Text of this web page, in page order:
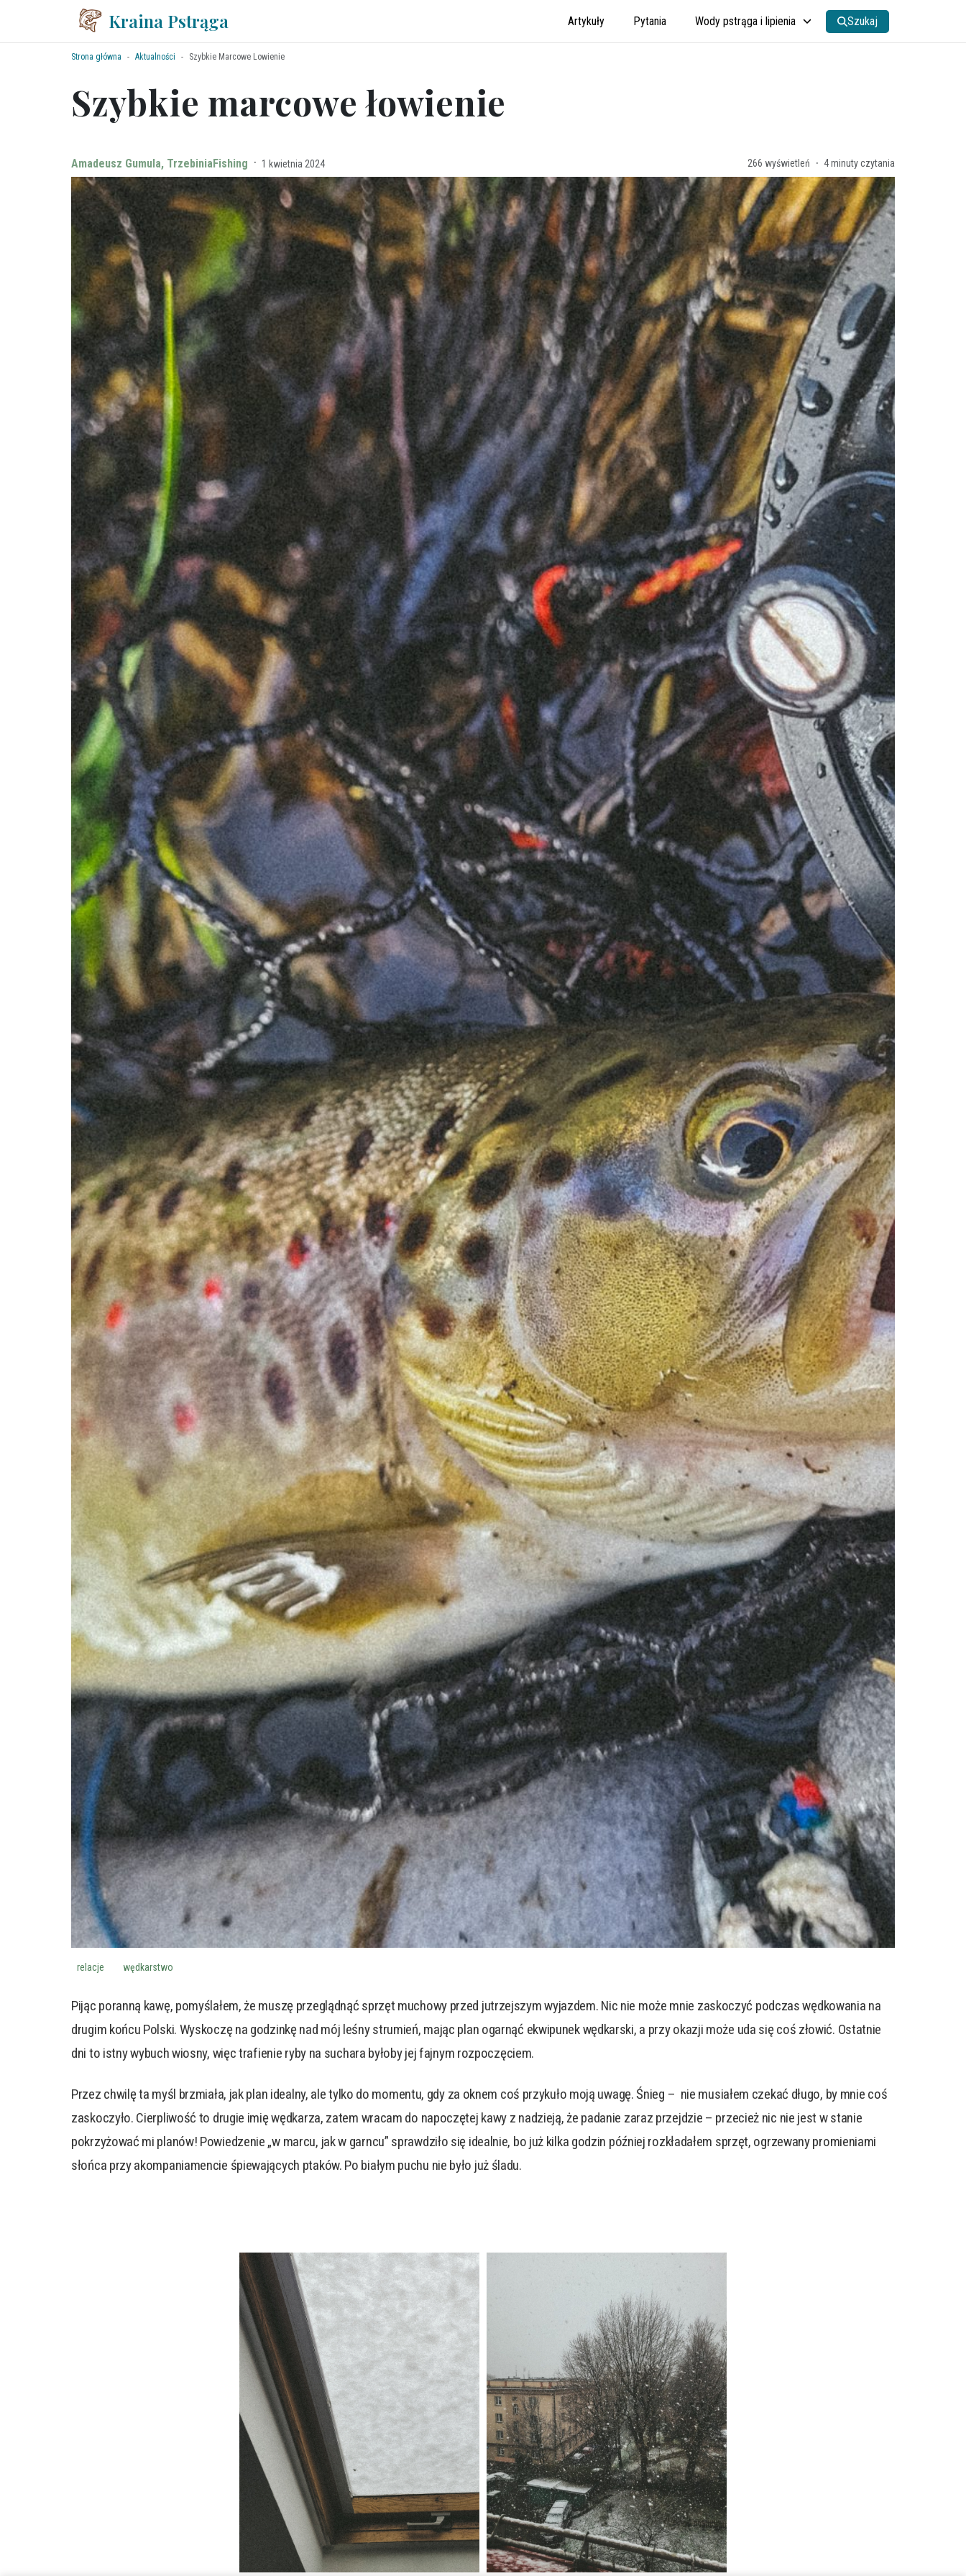
Kraina Pstrąga Artykuły Pytania Wody pstrąga i lipienia Szukaj
Strona główna Aktualności Szybkie Marcowe Lowienie
Szybkie marcowe łowienie
Amadeusz Gumula, TrzebiniaFishing · 1 kwietnia 2024 266 wyświetleń · 4 minuty czytania
relacje wędkarstwo
Pijąc poranną kawę, pomyślałem, że muszę przeglądnąć sprzęt muchowy przed jutrzejszym wyjazdem. Nic nie może mnie zaskoczyć podczas wędkowania na
drugim końcu Polski. Wyskoczę na godzinkę nad mój leśny strumień, mając plan ogarnąć ekwipunek wędkarski, a przy okazji może uda się coś złowić. Ostatnie
dni to istny wybuch wiosny, więc trafienie ryby na suchara byłoby jej fajnym rozpoczęciem.
Przez chwilę ta myśl brzmiała, jak plan idealny, ale tylko do momentu, gdy za oknem coś przykuło moją uwagę. Śnieg – nie musiałem czekać długo, by mnie coś
zaskoczyło. Cierpliwość to drugie imię wędkarza, zatem wracam do napoczętej kawy z nadzieją, że padanie zaraz przejdzie – przecież nic nie jest w stanie
pokrzyżować mi planów! Powiedzenie „w marcu, jak w garncu” sprawdziło się idealnie, bo już kilka godzin później rozkładałem sprzęt, ogrzewany promieniami
słońca przy akompaniamencie śpiewających ptaków. Po białym puchu nie było już śladu.